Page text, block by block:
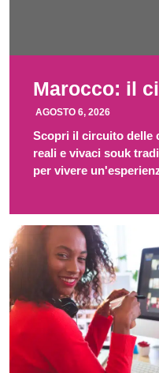
Marocco: il
AGOSTO 6, 2026
Scopri il circuito delle
reali e vivaci souk
per vivere